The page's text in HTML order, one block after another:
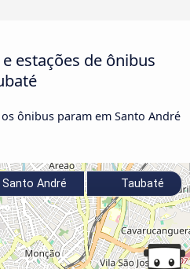
estações de ônibus
ônibus param em Santo André
Santo André Taubaté